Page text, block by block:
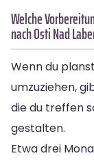
Welche
nach Osti Nad
Wenn du
umzuziehen,
die du treffen
gestalten.
Etwa drei